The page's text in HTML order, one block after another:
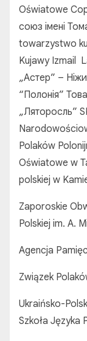
Oświatowe
союз імені
towarzystwo
Kujawy Izmail
„Астер” –
“Полонія”
„Ляторосль”
Polaków
Oświatowe w
polskiej w
Zaporoskie
Polskiej im. A.
Agencja
Związek
Ukraińsko-
Szkoła Języka